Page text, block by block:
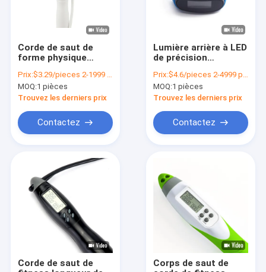
Produits
Vidéos
À propos de nous
Visite de l'usine
Corde de saut de
forme physique
de forme physique
Corde de saut de
vitesse réglable
Prix:$3.29/pieces 2-1999 pieces
MOQ:1 pièces
Trouvez les derniers prix
Contactez
Lumière arrière à LED
de précision
physique Pedomètre
portable Certifié CE
Prix:$4.6/pieces 2-4999 pieces
MOQ:1 pièces
Trouvez les derniers prix
Contactez
Corde de saut de
Corps de saut de